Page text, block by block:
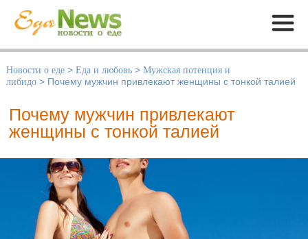
Меню
Новости о еде > Еда и любовь > Мужская потенция и
либидо > Почему мужчин привлекают женщины с тонкой талией
Почему мужчин привлекают
женщины с тонкой талией